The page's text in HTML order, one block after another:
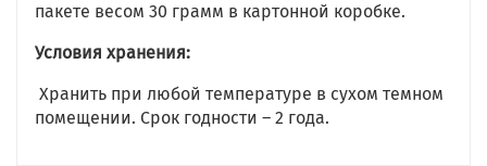
пакете весом 30 грамм в картонной коробке.
Условия хранения:
Хранить при любой температуре в сухом темном
помещении. Срок годности – 2 года.